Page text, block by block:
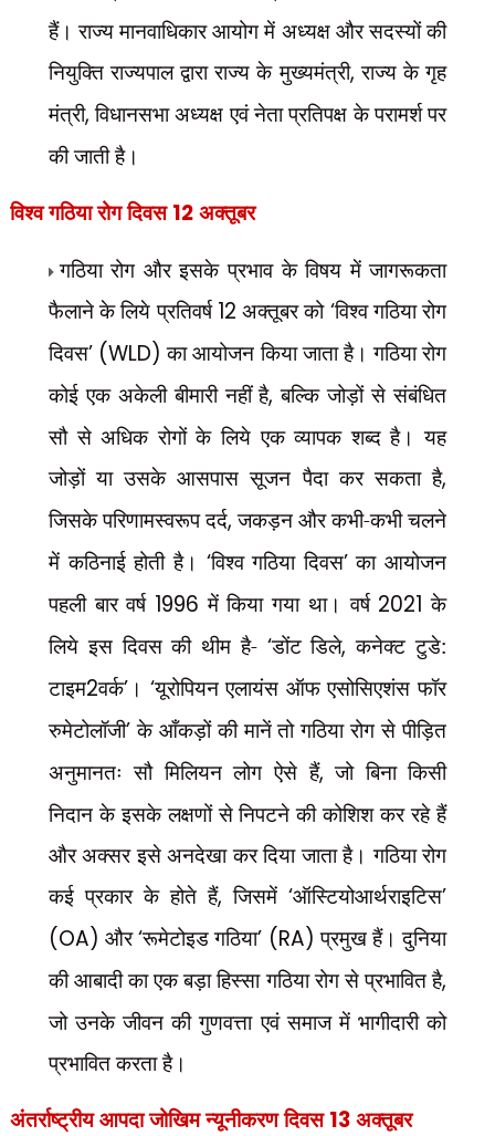
हैं। राज्य मानवाधिकार आयोग में अध्यक्ष और सदस्यों की
नियुक्ति राज्यपाल द्वारा राज्य के मुख्यमंत्री,राज्य के गृह
मंत्री,विधानसभा अध्यक्ष एवं नेता प्रतिपक्ष के परामर्श पर
की जाती है।
विश्व गठिया रोग दिवस 12अक्तूबर
गठिया रोग और इसके प्रभाव के विषय में जागरूकता
फैलाने के लिये प्रतिवर्ष 12 अक्तूबर को ‘विश्व गठिया रोग
दिवस’ (WLD)का आयोजन किया जाता है। गठिया रोग
कोई एक अकेली बीमारी नहीं है,बल्कि जोड़ों से संबंधित
सौ से अधिक रोगों के लिये एक व्यापक शब्द है। यह
जोड़ों या उसके आसपास सूजन पैदा कर सकता है,
जिसके परिणामस्वरूप दर्द,जकड़न और कभी-कभी चलने
में कठिनाई होती है। ‘विश्व गठिया दिवस’का आयोजन
पहली बार वर्ष 1996 में किया गया था। वर्ष 2021 के
लिये इस दिवस की थीम है- ‘डोंट डिले,कनेक्ट टुडे:
टाइम2वर्क’। ‘यूरोपियन एलायंस ऑफ एसोसिएशंस फॉर
रुमेटोलॉजी’के आँकड़ों की मानें तो गठिया रोग से पीड़ित
अनुमानतः सौ मिलियन लोग ऐसे हैं,जो बिना किसी
निदान के इसके लक्षणों से निपटने की कोशिश कर रहे हैं
और अक्सर इसे अनदेखा कर दिया जाता है। गठिया रोग
कई प्रकार के होते हैं,जिसमें‘ऑस्टियोआर्थराइटिस’
(OA)और‘रूमेटोइड गठिया’ (RA)प्रमुख हैं। दुनिया
की आबादी का एक बड़ा हिस्सा गठिया रोग से प्रभावित है,
जो उनके जीवन की गुणवत्ता एवं समाज में भागीदारी को
प्रभावित करता है।
अंतर्राष्ट्रीय आपदा जोखिम न्यूनीकरण दिवस 13अक्तूबर